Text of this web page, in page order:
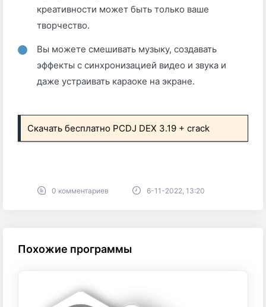
креативности может быть только ваше
творчество.
Вы можете смешивать музыку, создавать
эффекты с синхронизацией видео и звука и
даже устраивать караоке на экране.
Скачать бесплатно PCDJ DEX 3.19 + crack
0 комментариев 6-11-2022, 13:20
Похожие программы